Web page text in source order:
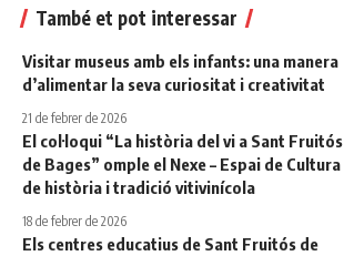
També et pot interessar
Visitar museus amb els infants: una manera
d’alimentar la seva curiositat i creativitat
21 de febrer de 2026
El col·loqui “La història del vi a Sant Fruitós
de Bages” omple el Nexe – Espai de Cultura
de història i tradició vitivinícola
18 de febrer de 2026
Els centres educatius de Sant Fruitós de